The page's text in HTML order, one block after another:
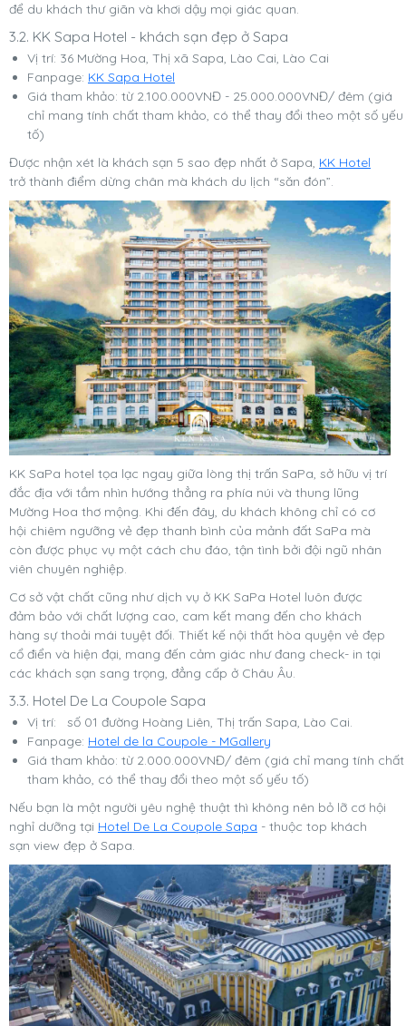
để du khách thư giãn và khơi dậy mọi giác quan.
3.2. KK Sapa Hotel - khách sạn đẹp ở Sapa
Vị trí: 36 Mường Hoa, Thị xã Sapa, Lào Cai, Lào Cai
Fanpage: KK Sapa Hotel
Giá tham khảo: từ 2.100.000VNĐ - 25.000.000VNĐ/ đêm (giá
chỉ mang tính chất tham khảo, có thể thay đổi theo một số yếu
tố)
Được nhận xét là khách sạn 5 sao đẹp nhất ở Sapa, KK Hotel
trở thành điểm dừng chân mà khách du lịch “săn đón”.
KK SaPa hotel tọa lạc ngay giữa lòng thị trấn SaPa, sở hữu vị trí
đắc địa với tầm nhìn hướng thẳng ra phía núi và thung lũng
Mường Hoa thơ mộng. Khi đến đây, du khách không chỉ có cơ
hội chiêm ngưỡng vẻ đẹp thanh bình của mảnh đất SaPa mà
còn được phục vụ một cách chu đáo, tận tình bởi đội ngũ nhân
viên chuyên nghiệp.
Cơ sở vật chất cũng như dịch vụ ở KK SaPa Hotel luôn được
đảm bảo với chất lượng cao, cam kết mang đến cho khách
hàng sự thoải mái tuyệt đối. Thiết kế nội thất hòa quyện vẻ đẹp
cổ điển và hiện đại, mang đến cảm giác như đang check- in tại
các khách sạn sang trọng, đẳng cấp ở Châu Âu.
3.3. Hotel De La Coupole Sapa
Vị trí: số 01 đường Hoàng Liên, Thị trấn Sapa, Lào Cai.
Fanpage: Hotel de la Coupole - MGallery
Giá tham khảo: từ 2.000.000VNĐ/ đêm (giá chỉ mang tính chất
tham khảo, có thể thay đổi theo một số yếu tố)
Nếu bạn là một người yêu nghệ thuật thì không nên bỏ lỡ cơ hội
nghỉ dưỡng tại Hotel De La Coupole Sapa - thuộc top khách
sạn view đẹp ở Sapa.